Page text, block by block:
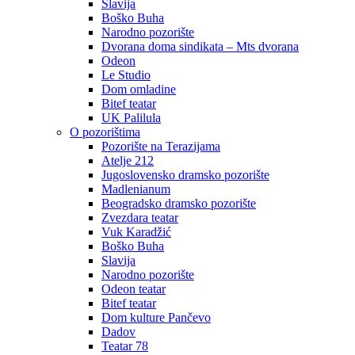
Slavija
Boško Buha
Narodno pozorište
Dvorana doma sindikata – Mts dvorana
Odeon
Le Studio
Dom omladine
Bitef teatar
UK Palilula
O pozorištima
Pozorište na Terazijama
Atelje 212
Jugoslovensko dramsko pozorište
Madlenianum
Beogradsko dramsko pozorište
Zvezdara teatar
Vuk Karadžić
Boško Buha
Slavija
Narodno pozorište
Odeon teatar
Bitef teatar
Dom kulture Pančevo
Dadov
Teatar 78